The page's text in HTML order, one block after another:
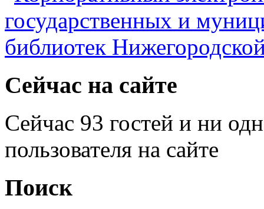
Сейчас на сайте
Сейчас 93 гостей и ни
пользователя на сайте
Поиск